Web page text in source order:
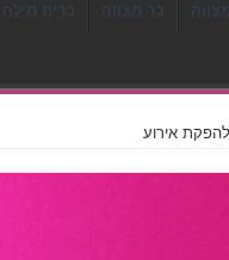
בר מצווה ברית מילה
אירוע